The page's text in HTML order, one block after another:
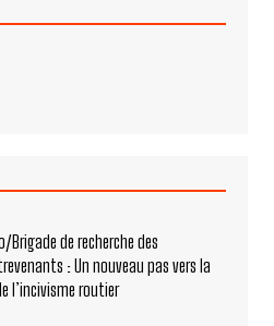
Brigade de recherche des
: Un nouveau pas vers la
l’incivisme routier